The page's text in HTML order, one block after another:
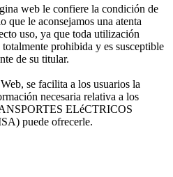
web le confiere la condición de
que le aconsejamos una atenta
uso, ya que toda utilización
prohibida y es susceptible
de su titular.
se facilita a los usuarios la
necesaria relativa a los
ELéCTRICOS
puede ofrecerle.